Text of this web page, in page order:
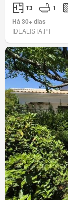
T3 1
Há 30+ dias
IDEALISTA.PT